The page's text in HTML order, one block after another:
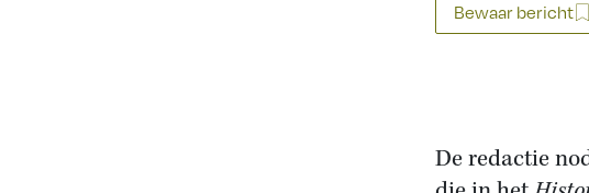
Bewaar bericht
De redactie